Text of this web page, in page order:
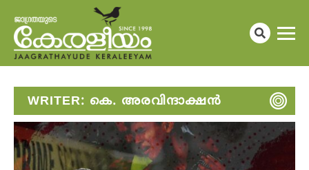
WRITER: കെ. അരവിന്ദാക്ഷൻ